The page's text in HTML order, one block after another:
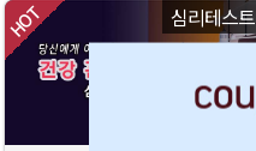
심리테스트